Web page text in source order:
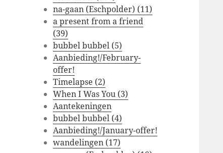
na-gaan (Eschpolder) (11)
a present from a friend
(39)
bubbel bubbel (5)
Aanbieding!/February-
offer!
Timelapse (2)
When I Was You (3)
Aantekeningen
bubbel bubbel (4)
Aanbieding!/January-offer!
wandelingen (17)